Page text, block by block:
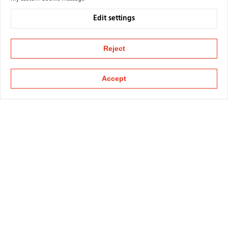
Edit settings
Reject
Accept